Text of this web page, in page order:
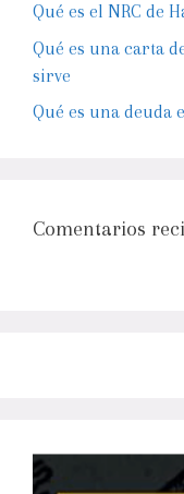
Qué es el NRC de
Qué es una carta
sirve
Qué es una deuda
Comentarios